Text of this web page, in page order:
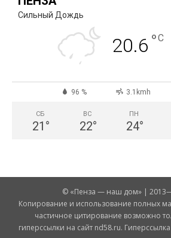
Сильный Дождь
20.6 °C
96 % 3.1kmh
СБ
21 °
ВС
22°
ПН
24°
© «Пенза — наш дом» |
Копирование и использование полных
частичное цитирование возможно
гиперссылки на сайт nd58.ru.